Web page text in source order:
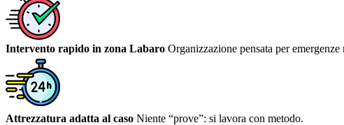
Intervento rapido in zona Labaro Organizzazione pensata per emergenze
Attrezzatura adatta al caso Niente “prove”: si lavora con metodo.